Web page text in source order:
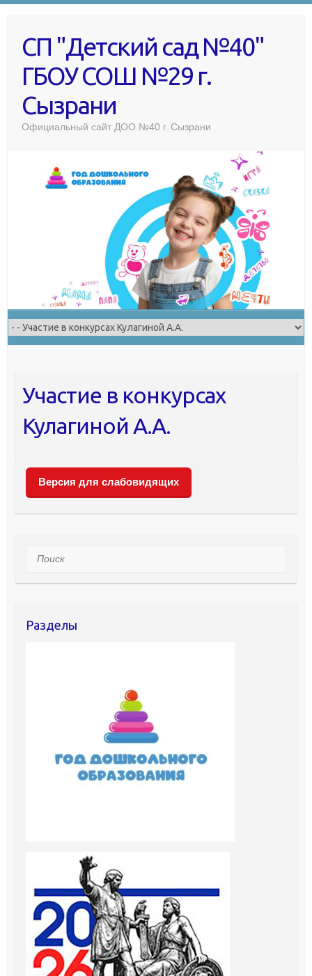
СП "Детский сад №40"
ГБОУ СОШ №29 г.
Сызрани
Официальный сайт ДОО №40 г. Сызрани
Участие в конкурсах
Кулагиной А.А.
Версия для слабовидящих
Поиск
Разделы